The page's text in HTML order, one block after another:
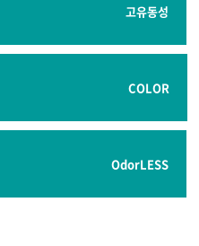
고유동성
COLOR
OdorLESS